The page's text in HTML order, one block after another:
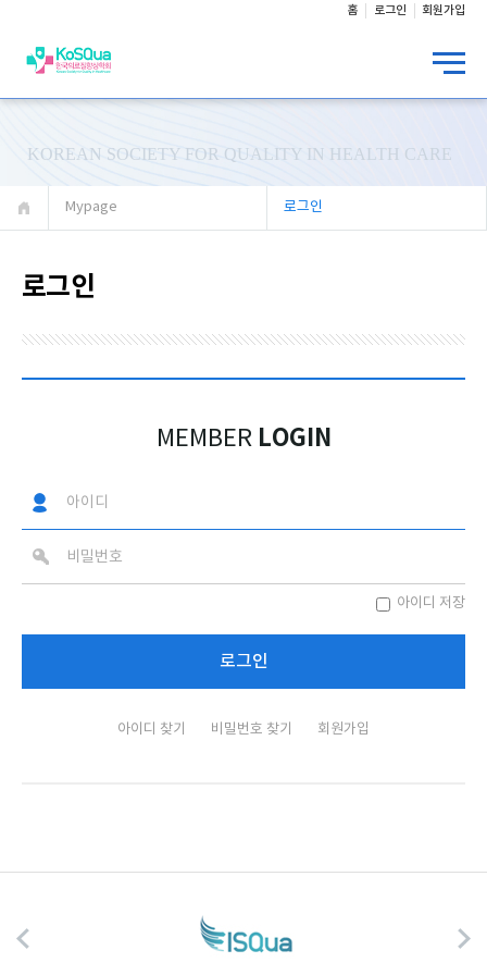
홈 로그인 회원가입
KOREAN SOCIETY FOR QUALITY IN HEALTH CARE
Mypage 로그인
로그인
MEMBER LOGIN
아이디 저장
아이디 찾기 비밀번호 찾기 회원가입